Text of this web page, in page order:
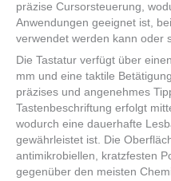
präzise Cursorsteuerung,
Anwendungen geeignet ist,
verwendet werden kann oder
Die Tastatur verfügt über
mm und eine taktile
präzises und angenehmes
Tastenbeschriftung erfolgt
wodurch eine dauerhafte
gewährleistet ist. Die
antimikrobiellen, kratzfesten
gegenüber den meisten